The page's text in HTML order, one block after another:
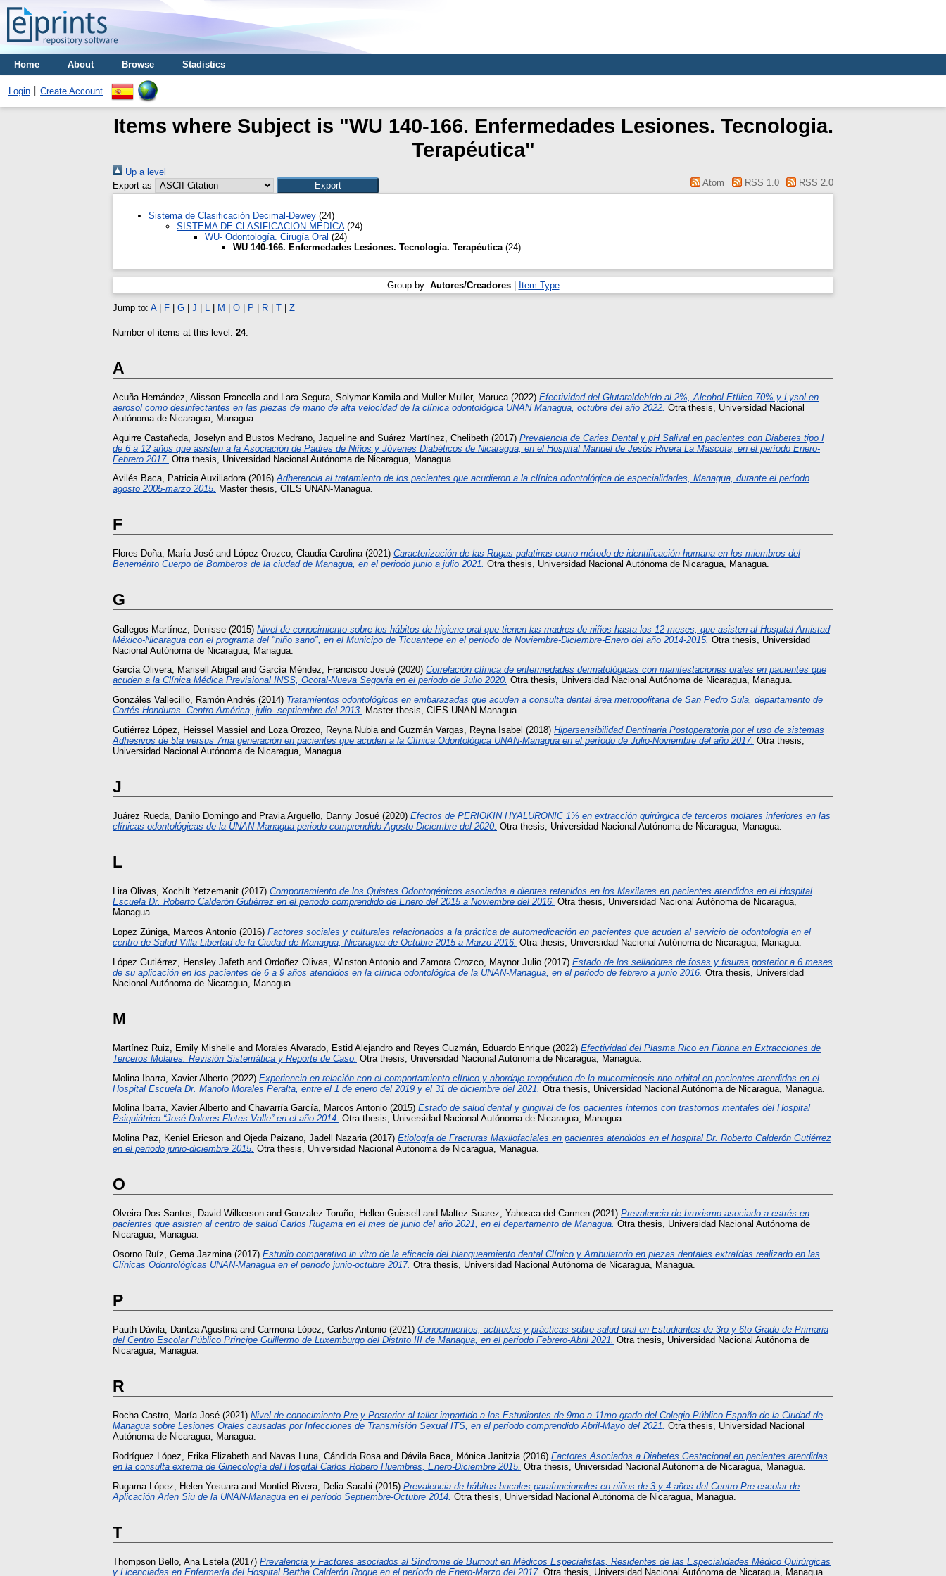
Home About Browse Stadistics
Login Create Account
Items where Subject is "WU 140-166. Enfermedades Lesiones. Tecnologia.
Terapéutica"
Up a level
Export as
Atom RSS 1.0 RSS 2.0
Sistema de Clasificación Decimal-Dewey (24)
SISTEMA DE CLASIFICACION MEDICA(24)
WU- Odontología. Cirugía Oral (24)
WU 140-166. Enfermedades Lesiones. Tecnologia. Terapéutica (24)
Group by: Autores/Creadores| Item Type
Jump to: A| F | G | J | L | M | O | P | R | T | Z
Number of items at this level: 24.
A
Acuña Hernández, Alisson Francella and Lara Segura, Solymar Kamila and Muller Muller, Maruca (2022) Efectividad del Glutaraldehído al 2%, Alcohol Etílico 70% y Lysol en
aerosol como desinfectantes en las piezas de mano de alta velocidad de la clínica odontológica UNAN Managua, octubre del año 2022. Otra thesis, Universidad Nacional
Autónoma de Nicaragua, Managua.
Aguirre Castañeda, Joselyn and Bustos Medrano, Jaqueline and Suárez Martínez, Chelibeth (2017) Prevalencia de Caries Dental y pH Salival en pacientes con Diabetes tipo I
de 6 a 12 años que asisten a la Asociación de Padres de Niños y Jóvenes Diabéticos de Nicaragua, en el Hospital Manuel de Jesús Rivera La Mascota, en el período Enero-
Febrero 2017. Otra thesis, Universidad Nacional Autónoma de Nicaragua, Managua.
Avilés Baca, Patricia Auxiliadora(2016)Adherencia al tratamiento de los pacientes que acudieron a la clínica odontológica de especialidades, Managua, durante el período
agosto 2005-marzo 2015. Master thesis, CIES UNAN-Managua.
F
Flores Doña, María José and López Orozco, Claudia Carolina(2021) Caracterización de las Rugas palatinas como método de identificación humana en los miembros del
Benemérito Cuerpo de Bomberos de la ciudad de Managua, en el periodo junio a julio 2021. Otra thesis, Universidad Nacional Autónoma de Nicaragua, Managua.
G
Gallegos Martínez, Denisse (2015) Nivel de conocimiento sobre los hábitos de higiene oral que tienen las madres de niños hasta los 12 meses, que asisten al Hospital Amistad
México-Nicaragua con el programa del "niño sano", en el Municipo de Ticuantepe en el período de Noviembre-Diciembre-Enero del año 2014-2015. Otra thesis, Universidad
Nacional Autónoma de Nicaragua, Managua.
García Olivera, Marisell Abigail and García Méndez, Francisco Josué (2020) Correlación clínica de enfermedades dermatológicas con manifestaciones orales en pacientes que
acuden a la Clínica Médica Previsional INSS, Ocotal-Nueva Segovia en el periodo de Julio 2020. Otra thesis, Universidad Nacional Autónoma de Nicaragua, Managua.
Gonzáles Vallecillo, Ramón Andrés (2014) Tratamientos odontológicos en embarazadas que acuden a consulta dental área metropolitana de San Pedro Sula, departamento de
Cortés Honduras. Centro América, julio- septiembre del 2013. Master thesis, CIES UNAN Managua.
Gutiérrez López, Heissel Massiel and Loza Orozco, Reyna Nubia and Guzmán Vargas, Reyna Isabel (2018) Hipersensibilidad Dentinaria Postoperatoria por el uso de sistemas
Adhesivos de 5ta versus 7ma generación en pacientes que acuden a la Clínica Odontológica UNAN-Managua en el período de Julio-Noviembre del año 2017. Otra thesis,
Universidad Nacional Autónoma de Nicaragua, Managua.
J
Juárez Rueda, Danilo Domingo and Pravia Arguello, Danny Josué (2020) Efectos de PERIOKIN HYALURONIC 1% en extracción quirúrgica de terceros molares inferiores en las
clínicas odontológicas de la UNAN-Managua periodo comprendido Agosto-Diciembre del 2020. Otra thesis, Universidad Nacional Autónoma de Nicaragua, Managua.
L
Lira Olivas, Xochilt Yetzemanit (2017) Comportamiento de los Quistes Odontogénicos asociados a dientes retenidos en los Maxilares en pacientes atendidos en el Hospital
Escuela Dr. Roberto Calderón Gutiérrez en el periodo comprendido de Enero del 2015 a Noviembre del 2016. Otra thesis, Universidad Nacional Autónoma de Nicaragua,
Managua.
Lopez Zúniga, Marcos Antonio (2016) Factores sociales y culturales relacionados a la práctica de automedicación en pacientes que acuden al servicio de odontología en el
centro de Salud Villa Libertad de la Ciudad de Managua, Nicaragua de Octubre 2015 a Marzo 2016. Otra thesis, Universidad Nacional Autónoma de Nicaragua, Managua.
López Gutiérrez, Hensley Jafeth and Ordoñez Olivas, Winston Antonio and Zamora Orozco, Maynor Julio (2017) Estado de los selladores de fosas y fisuras posterior a 6 meses
de su aplicación en los pacientes de 6 a 9 años atendidos en la clínica odontológica de la UNAN-Managua, en el periodo de febrero a junio 2016. Otra thesis, Universidad
Nacional Autónoma de Nicaragua, Managua.
M
Martínez Ruiz, Emily Mishelle and Morales Alvarado, Estid Alejandro and Reyes Guzmán, Eduardo Enrique (2022) Efectividad del Plasma Rico en Fibrina en Extracciones de
Terceros Molares. Revisión Sistemática y Reporte de Caso. Otra thesis, Universidad Nacional Autónoma de Nicaragua, Managua.
Molina Ibarra, Xavier Alberto (2022) Experiencia en relación con el comportamiento clínico y abordaje terapéutico de la mucormicosis rino-orbital en pacientes atendidos en el
Hospital Escuela Dr. Manolo Morales Peralta, entre el 1 de enero del 2019 y el 31 de diciembre del 2021. Otra thesis, Universidad Nacional Autónoma de Nicaragua, Managua.
Molina Ibarra, Xavier Alberto and Chavarría García, Marcos Antonio (2015) Estado de salud dental y gingival de los pacientes internos con trastornos mentales del Hospital
Psiquiátrico “José Dolores Fletes Valle” en el año 2014. Otra thesis, Universidad Nacional Autónoma de Nicaragua, Managua.
Molina Paz, Keniel Ericson and Ojeda Paizano, Jadell Nazaria(2017) Etiología de Fracturas Maxilofaciales en pacientes atendidos en el hospital Dr. Roberto Calderón Gutiérrez
en el periodo junio-diciembre 2015. Otra thesis, Universidad Nacional Autónoma de Nicaragua, Managua.
O
Olveira Dos Santos, David Wilkerson and Gonzalez Toruño, Hellen Guissell and Maltez Suarez, Yahosca del Carmen (2021) Prevalencia de bruxismo asociado a estrés en
pacientes que asisten al centro de salud Carlos Rugama en el mes de junio del año 2021, en el departamento de Managua. Otra thesis, Universidad Nacional Autónoma de
Nicaragua, Managua.
Osorno Ruíz, Gema Jazmina(2017) Estudio comparativo in vitro de la eficacia del blanqueamiento dental Clínico y Ambulatorio en piezas dentales extraídas realizado en las
Clínicas Odontológicas UNAN-Managua en el periodo junio-octubre 2017. Otra thesis, Universidad Nacional Autónoma de Nicaragua, Managua.
P
Pauth Dávila, Daritza Agustinaand Carmona López, Carlos Antonio (2021) Conocimientos, actitudes y prácticas sobre salud oral en Estudiantes de 3ro y 6to Grado de Primaria
del Centro Escolar Público Príncipe Guillermo de Luxemburgo del Distrito III de Managua, en el período Febrero-Abril 2021. Otra thesis, Universidad Nacional Autónoma de
Nicaragua, Managua.
R
Rocha Castro, María José (2021) Nivel de conocimiento Pre y Posterior al taller impartido a los Estudiantes de 9mo a 11mo grado del Colegio Público España de la Ciudad de
Managua sobre Lesiones Orales causadas por Infecciones de Transmisión Sexual ITS, en el período comprendido Abril-Mayo del 2021. Otra thesis, Universidad Nacional
Autónoma de Nicaragua, Managua.
Rodríguez López, Erika Elizabeth and Navas Luna, Cándida Rosaand Dávila Baca, Mónica Janitzia(2016) Factores Asociados a Diabetes Gestacional en pacientes atendidas
en la consulta externa de Ginecología del Hospital Carlos Robero Huembres, Enero-Diciembre 2015. Otra thesis, Universidad Nacional Autónoma de Nicaragua, Managua.
Rugama López, Helen Yosuara and Montiel Rivera, Delia Sarahi (2015) Prevalencia de hábitos bucales parafuncionales en niños de 3 y 4 años del Centro Pre-escolar de
Aplicación Arlen Siu de la UNAN-Managua en el período Septiembre-Octubre 2014. Otra thesis, Universidad Nacional Autónoma de Nicaragua, Managua.
T
Thompson Bello, Ana Estela(2017) Prevalencia y Factores asociados al Síndrome de Burnout en Médicos Especialistas, Residentes de las Especialidades Médico Quirúrgicas
y Licenciadas en Enfermería del Hospital Bertha Calderón Roque en el período de Enero-Marzo del 2017. Otra thesis, Universidad Nacional Autónoma de Nicaragua, Managua.